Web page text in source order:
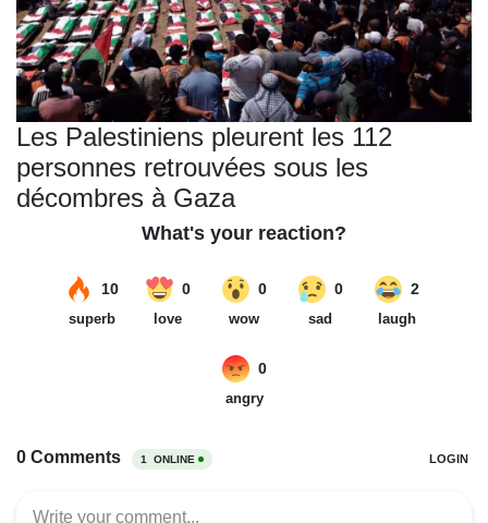
Les Palestiniens pleurent les 112
personnes retrouvées sous les
décombres à Gaza